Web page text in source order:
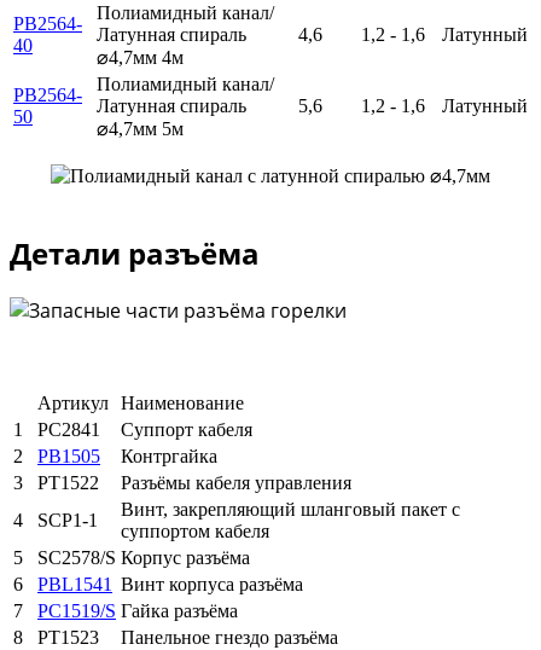
PB2564-
40
Полиамидный канал/
Латунная спираль
⌀4,7мм 4м
4,6 1,2 - 1,6 Латунный
PB2564-
50
Полиамидный канал/
Латунная спираль
⌀4,7мм 5м
5,6 1,2 - 1,6 Латунный
Детали разъёма
Артикул Наименование
1
PC2841
Суппорт кабеля
2
PB1505
Контргайка
3
PT1522
Разъёмы кабеля управления
4
SCP1-1
Винт, закрепляющий шланговый пакет с
суппортом кабеля
5
SC2578/S Корпус разъёма
6
PBL1541 Винт корпуса разъёма
7
PC1519/S Гайка разъёма
8
PT1523
Панельное гнездо разъёма